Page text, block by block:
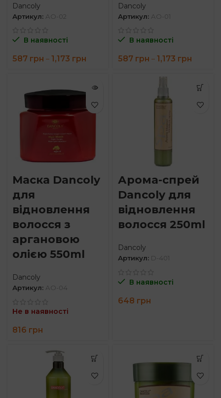
Dancoly
Артикул: AO-02
В наявності
587 грн – 1,173 грн
through
Dancoly
Артикул: AO-01
В наявності
587 грн – 1,173 грн
through
1,173 грн
Маска Dancoly
для
відновлення
волосся з
аргановою
олією 550ml
Dancoly
Артикул: AO-04
Не в наявності
816 грн
Арома-спрей
Dancoly для
відновлення
волосся 250ml
Dancoly
Артикул: D-401
В наявності
648 грн